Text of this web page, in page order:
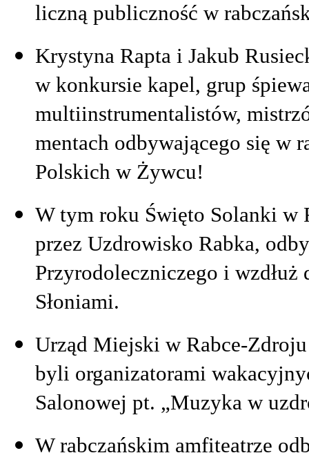
liczną publiczność w
Krystyna Rapta i Jakub
w konkursie kapel, grup
multiinstrumentalistów,
mentach odbywającego się w
Polskich w Żywcu!
W tym roku Święto Solanki w
przez Uzdrowisko Rabka,
Przyrodoleczniczego i wzdłuż
Słoniami.
Urząd Miejski w Rabce-
byli organizatorami
Salonowej pt. „Muzyka w
W rabczańskim amfiteatrze